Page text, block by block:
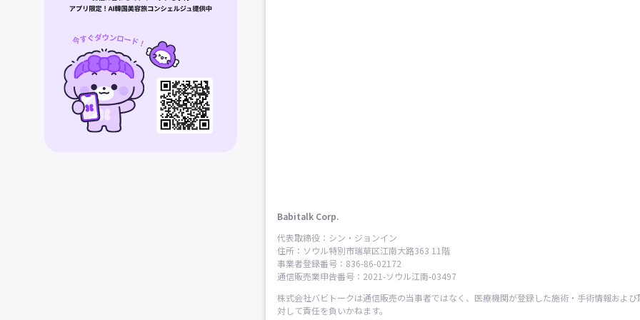
Babitalk Corp.
代表取締役：シン・ジョンイン
住所：ソウル特別市瑞草区江南大路363 11階
事業者登録番号：836-86-02172
通信販売業申告番号：2021-ソウル江南-03497
株式会社バビトークは通信販売の当事者ではなく、医療機関が登録した施術・手術情報および
対して責任を負いかねます。